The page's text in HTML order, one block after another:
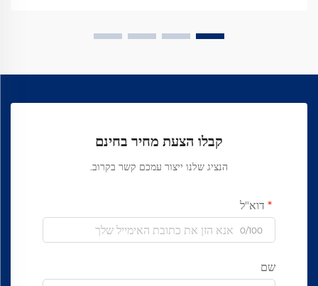
קבלו הצעת מחיר בחינם
הנציג שלנו ייצור עמכם קשר בקרוב.
דוא"ל
0/100
שם